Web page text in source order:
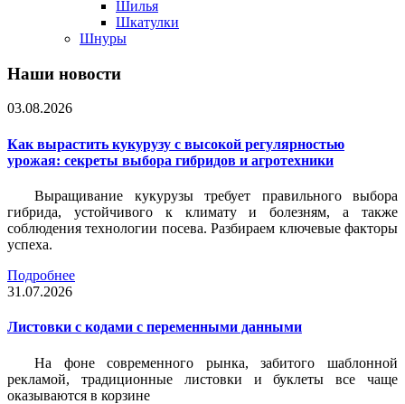
Шилья
Шкатулки
Шнуры
Наши новости
03.08.2026
Как вырастить кукурузу с высокой регулярностью
урожая: секреты выбора гибридов и агротехники
Выращивание кукурузы требует правильного выбора
гибрида, устойчивого к климату и болезням, а также
соблюдения технологии посева. Разбираем ключевые факторы
успеха.
Подробнее
31.07.2026
Листовки c кодами с переменными данными
На фоне современного рынка, забитого шаблонной
рекламой, традиционные листовки и буклеты все чаще
оказываются в корзине